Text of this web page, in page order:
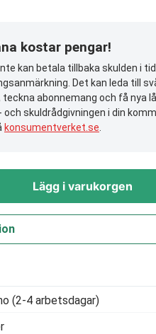
kostar pengar!
kan betala tillbaka skulden i
Det kan leda till
teckna abonnemang och få nya
och skuldrådgivningen i din
konsumentverket.se
Lägg i varukorgen
(2-4 arbetsdagar)